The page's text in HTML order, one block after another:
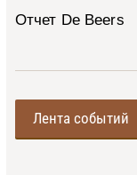
Отчет De Beers
Лента событий